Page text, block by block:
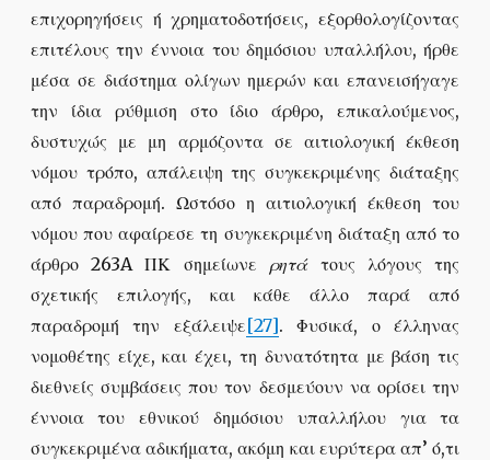
επιχορηγήσεις ή χρηματοδοτήσεις, εξορθολογίζοντας
επιτέλους την έννοια του δημόσιου υπαλλήλου, ήρθε
μέσα σε διάστημα ολίγων ημερών και επανεισήγαγε
την ίδια ρύθμιση στο ίδιο άρθρο, επικαλούμενος,
δυστυχώς με μη αρμόζοντα σε αιτιολογική έκθεση
νόμου τρόπο, απάλειψη της συγκεκριμένης διάταξης
από παραδρομή. Ωστόσο η αιτιολογική έκθεση του
νόμου που αφαίρεσε τη συγκεκριμένη διάταξη από το
άρθρο 263A ΠΚ σημείωνε ρητάτους λόγους της
σχετικής επιλογής, και κάθε άλλο παρά από
παραδρομή την εξάλειψε[27]. Φυσικά, ο έλληνας
νομοθέτης είχε, και έχει, τη δυνατότητα με βάση τις
διεθνείς συμβάσεις που τον δεσμεύουν να ορίσει την
έννοια του εθνικού δημόσιου υπαλλήλου για τα
συγκεκριμένα αδικήματα, ακόμη και ευρύτερα απ’ ό,τι